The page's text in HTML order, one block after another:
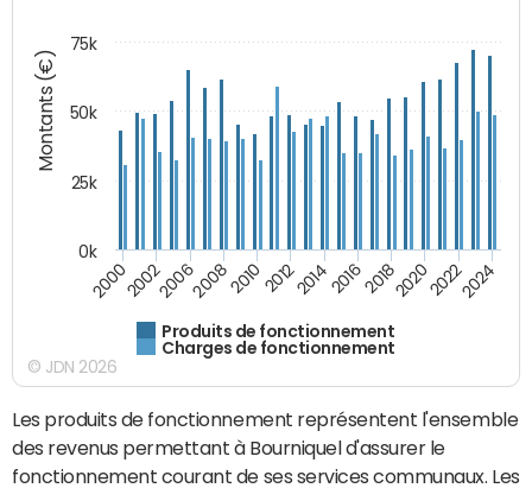
Montants (€)
Produits de fonctionnement
Charges de fonctionnement
200020022006200820102012201420162018202020222024
0k
25k
50k
75k
© JDN 2026
Les produits de fonctionnement représentent l'ensemble
des revenus permettant à Bourniquel d'assurer le
fonctionnement courant de ses services communaux. Les